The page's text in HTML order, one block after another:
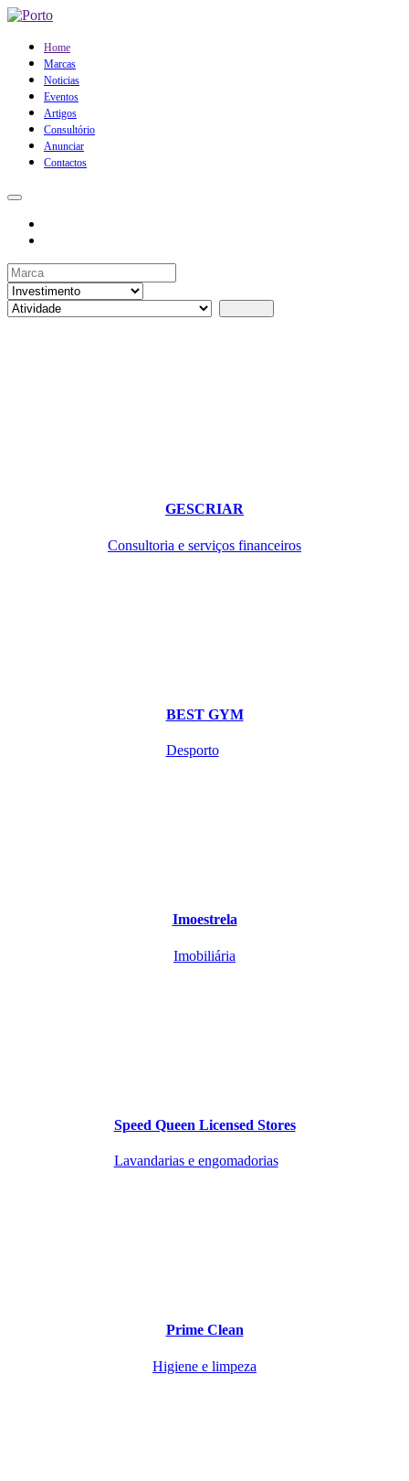
Home
Marcas
Noticias
Eventos
Artigos
Consultório
Anunciar
Contactos
GESCRIAR
Consultoria e serviços financeiros
BEST GYM
Desporto
Imoestrela
Imobiliária
Speed Queen Licensed Stores
Lavandarias e engomadorias
Prime Clean
Higiene e limpeza